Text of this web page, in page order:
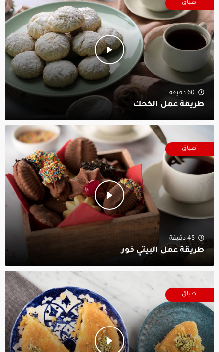
أطباق
60 دقيقة
طريقة عمل الكحك
أطباق
45 دقيقة
طريقة عمل البيتي فور
أطباق